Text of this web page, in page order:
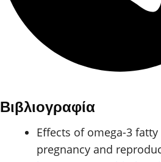
Βιβλιογραφία
Effects of omega-3
pregnancy and